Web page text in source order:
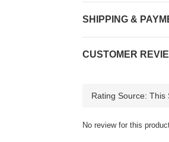
SHIPPING &
CUSTOMER
No review for this